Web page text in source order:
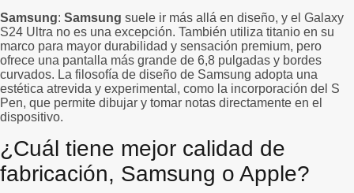
Samsung: Samsung suele ir más allá en diseño, y el Galaxy
S24 Ultra no es una excepción. También utiliza titanio en su
marco para mayor durabilidad y sensación premium, pero
ofrece una pantalla más grande de 6,8 pulgadas y bordes
curvados. La filosofía de diseño de Samsung adopta una
estética atrevida y experimental, como la incorporación del S
Pen, que permite dibujar y tomar notas directamente en el
dispositivo.
¿Cuál tiene mejor calidad de
fabricación, Samsung o Apple?